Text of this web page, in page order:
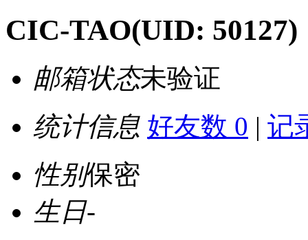
CIC-TAO(UID: 50127)
邮箱状态未验证
统计信息 好友数 0 | 记
性别保密
生日-